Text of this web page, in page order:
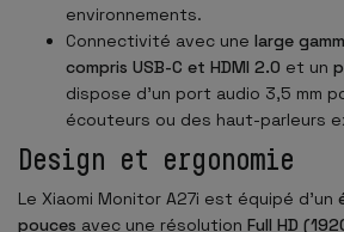
environnements.
Connectivité avec une large
compris USB-C et HDMI 2.0 et un
dispose d'un port audio 3,5 mm
écouteurs ou des haut-parleurs
Design et ergonomie
Le Xiaomi Monitor A27i est équipé d'un
pouces avec une résolution Full HD